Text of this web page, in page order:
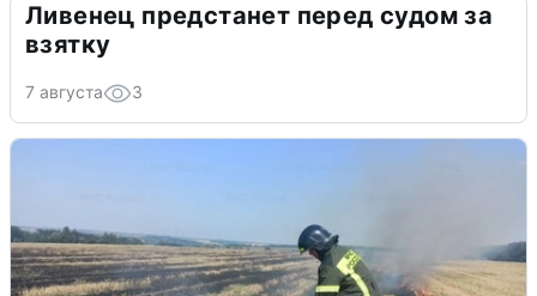
Ливенец предстанет перед судом за
взятку
7 августа 3